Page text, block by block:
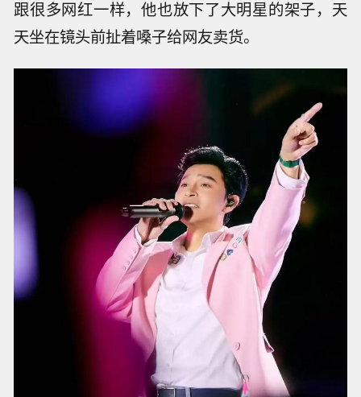
这三把刀子，全扎在陈志朋身上，大半辈子辛辛
苦苦攒下来的钱，就这么被身边人坑走了一大
半。
现在他跑到了电商直播最火的城市杭州定居了，
跟很多网红一样，他也放下了大明星的架子，天
天坐在镜头前扯着嗓子给网友卖货。